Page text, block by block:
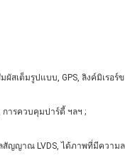
สเต็มรูปแบบ, GPS, ลิงค์มิเรอ
ารควบคุมปาร์ตี้ ฯลฯ ;
ญญาณ LVDS, ได้ภาพที่มีความล